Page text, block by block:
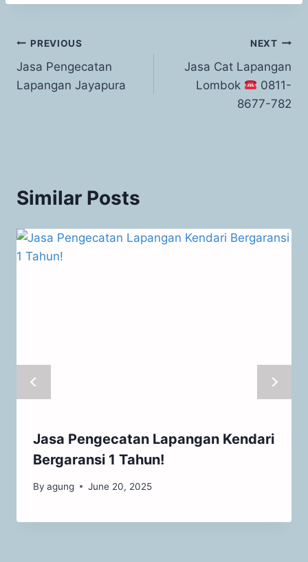
PREVIOUS
Jasa Pengecatan
Lapangan Jayapura
NEXT
Jasa Cat Lapangan
Lombok
0811-
8677-782
Similar Posts
Jasa Pengecatan Lapangan Kendari
Bergaransi 1 Tahun!
By agung June 20, 2025